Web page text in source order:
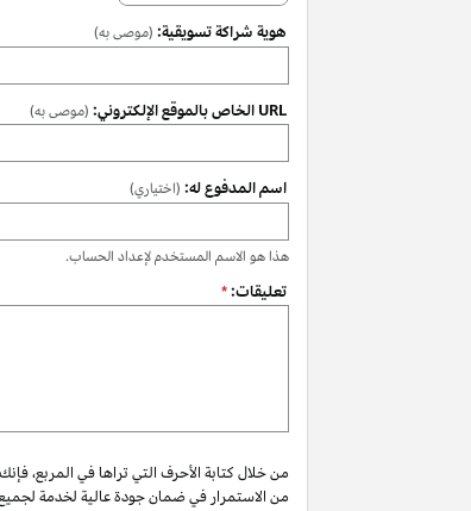
هوية شراكة تسويقية: (موصى به)
URL الخاص بالموقع الإلكتروني: (موصى به)
اسم المدفوع له: (اختياري)
هذا هو الاسم المستخدم لإعداد الحساب.
تعليقات:*
من خلال كتابة الأحرف التي تراها في المربع،
من الاستمرار في ضمان جودة عالية لخدمة